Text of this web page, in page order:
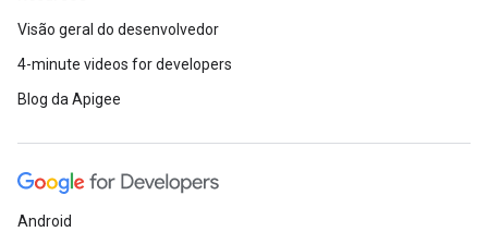
Visão geral do desenvolvedor
4-minute videos for developers
Blog da Apigee
Android